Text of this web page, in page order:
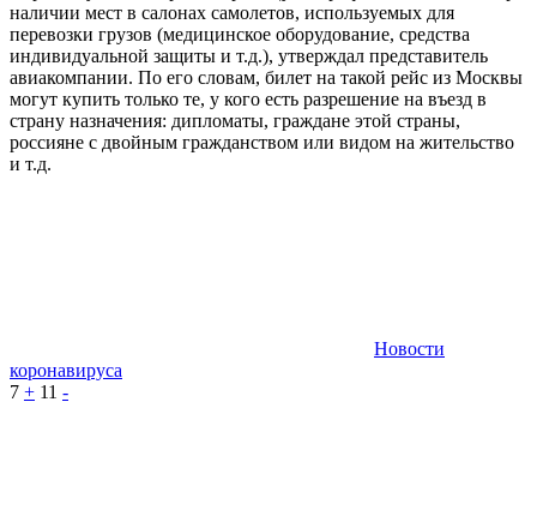
наличии мест в салонах самолетов, используемых для
перевозки грузов (медицинское оборудование, средства
индивидуальной защиты и т.д.), утверждал представитель
авиакомпании. По его словам, билет на такой рейс из Москвы
могут купить только те, у кого есть разрешение на въезд в
страну назначения: дипломаты, граждане этой страны,
россияне с двойным гражданством или видом на жительство
и т.д.
Новости
коронавируса
7 + 11 -